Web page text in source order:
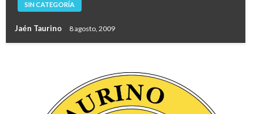
SIN CATEGORÍA
Jaén Taurino 8 agosto, 2009